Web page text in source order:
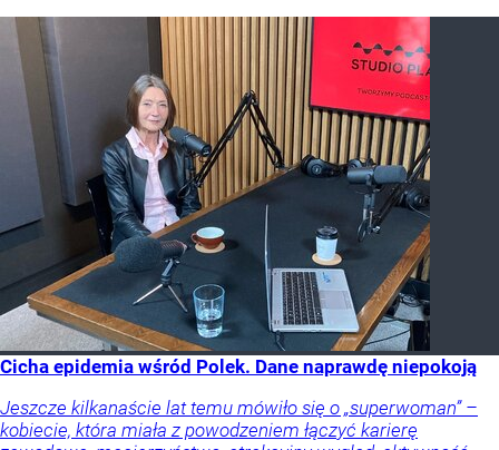
Cicha epidemia wśród Polek. Dane naprawdę niepokoją
Jeszcze kilkanaście lat temu mówiło się o „superwoman” –
kobiecie, która miała z powodzeniem łączyć karierę